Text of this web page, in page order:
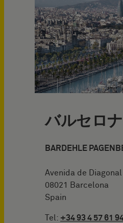
バルセロナ
BARDEHLE
Avenida de Diagonal
08021 Barcelona
Spain
Tel: +34 93 4 57 61